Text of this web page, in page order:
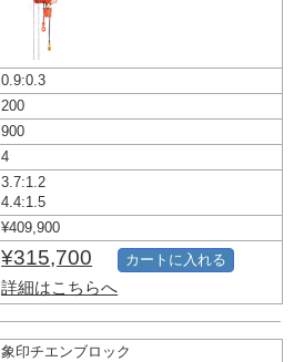
0.9:0.3
200
900
4
3.7:1.2
4.4:1.5
¥409,900
¥315,700
詳細はこちらへ
カートに入れる
象印チエンブロック